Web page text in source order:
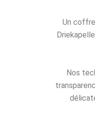
Un
Nos